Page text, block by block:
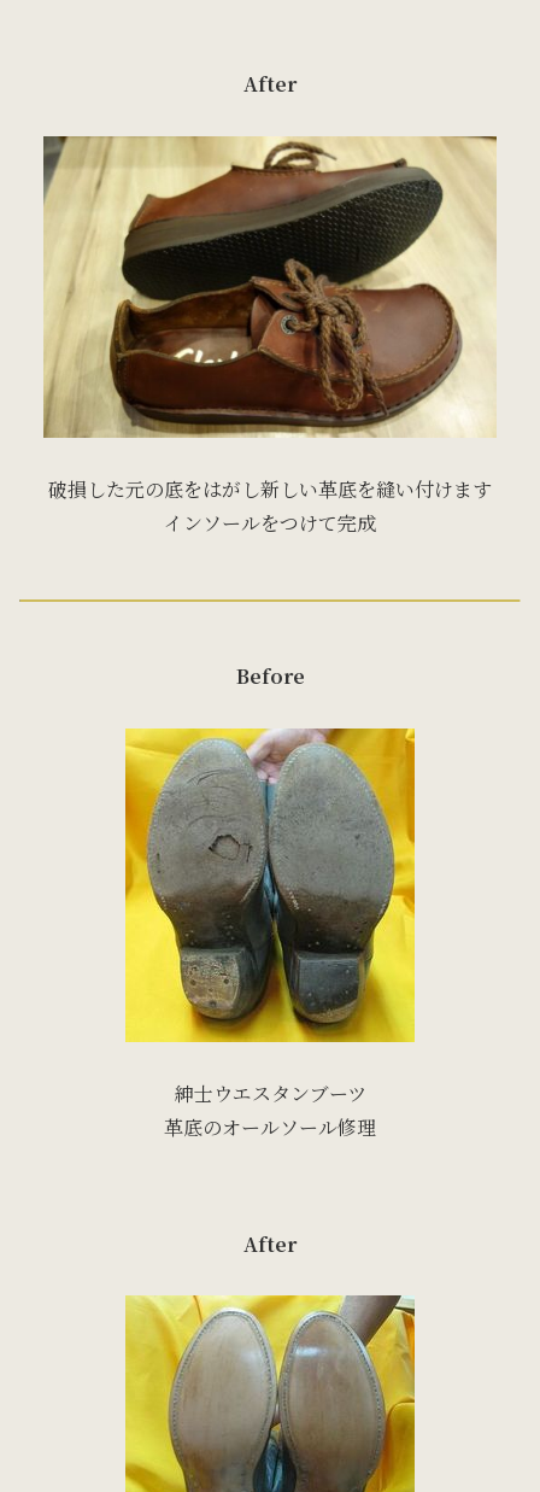
After
破損した元の底をはがし新しい革底を縫い付けます
インソールをつけて完成
Before
紳士ウエスタンブーツ
革底のオールソール修理
After